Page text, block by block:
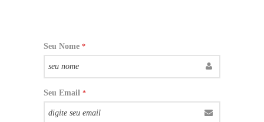
Seu Nome *
Seu Email *